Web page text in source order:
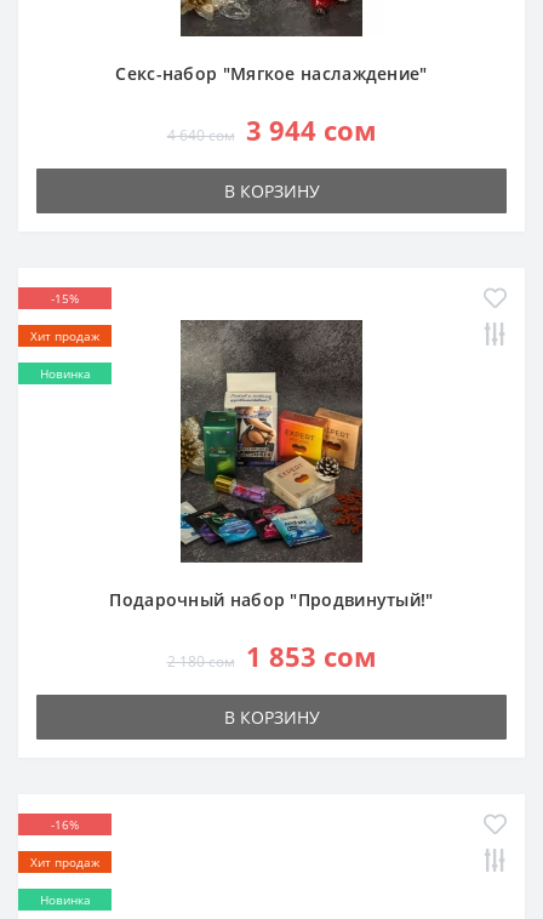
Секс-набор "Мягкое наслаждение"
4 640 сом 3 944 сом
В КОРЗИНУ
-15%
Хит продаж
Новинка
Подарочный набор "Продвинутый!"
2 180 сом 1 853 сом
В КОРЗИНУ
-16%
Хит продаж
Новинка